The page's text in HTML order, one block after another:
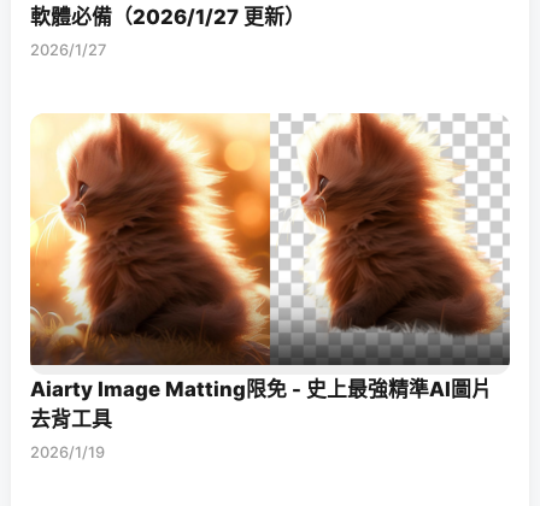
軟體必備（2026/1/27 更新）
2026/1/27
Aiarty Image Matting限免 - 史上最強精準AI圖片
去背工具
2026/1/19